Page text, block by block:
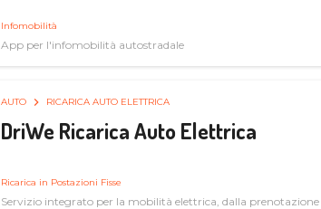
Infomobilità
App per l'infomobilità autostradale
AUTO RICARICA AUTO ELETTRICA
DriWe Ricarica Auto Elettrica
Ricarica in Postazioni Fisse
Servizio integrato per la mobilità elettrica, dalla prenotazione